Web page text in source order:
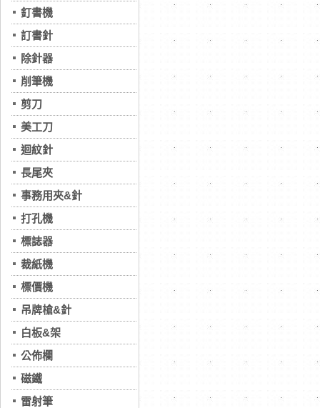
釘書機
訂書針
除針器
削筆機
剪刀
美工刀
迴紋針
長尾夾
事務用夾&針
打孔機
標誌器
裁紙機
標價機
吊牌槍&針
白板&架
公佈欄
磁鐵
雷射筆